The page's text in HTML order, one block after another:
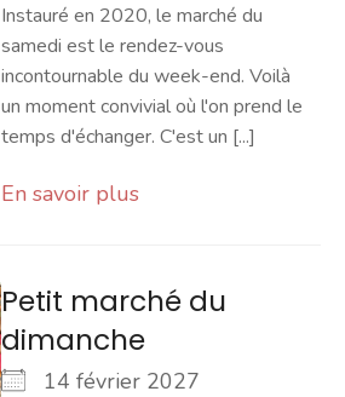
Instauré en 2020, le marché du
samedi est le rendez-vous
incontournable du week-end. Voilà
un moment convivial où l'on prend le
temps d'échanger. C'est un [...]
En savoir plus
Petit marché du
dimanche
14 février 2027